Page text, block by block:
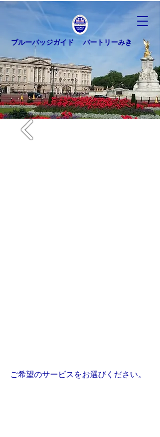
ブルーバッジガイド バートリーみき
ご希望のサービスをお選びください。